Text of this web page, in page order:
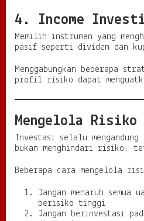
4. Income
Memilih instrumen yang
pasif seperti dividen dan
Menggabungkan beberapa
profil risiko dapat
Mengelola Risiko
Investasi selalu
bukan menghindari risiko,
Beberapa cara mengelola
Jangan menaruh semua
berisiko tinggi
Jangan berinvestasi